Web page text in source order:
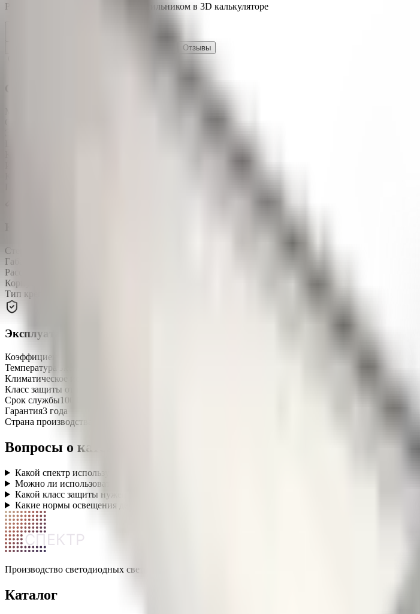
Рассчитайте освещение с этим светильником в 3D калькуляторе
Отзывы
Светотехнические характеристики
Степень защиты
Габаритные размеры
Рассеиватель
Корпус
Тип крепления
Эксплуатация и надёжность
Коэффициент мощности (Pf)
Температура эксплуатации
Климатическое исполнение
Класс защиты от поражения током
Срок службы100 000 часов
Гарантия3 года
Страна производства
Вопросы о категории
Какой спектр используется в фитосветильниках?
Можно ли использовать светильники для птицефабрик?
Какой класс защиты нужен для животноводческих комплексов?
Какие нормы освещения действуют для теплиц и ферм?
СПЕКТР
Производство светодиодных светильников в России. Промышленное, уличное и офисное освещение.
Каталог